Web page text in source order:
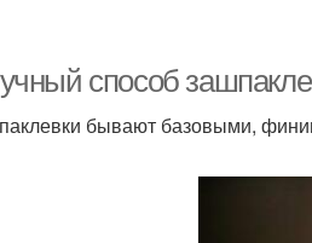
способ
бывают базовыми,